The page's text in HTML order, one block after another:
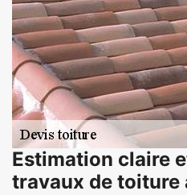
Estimation claire
travaux de toiture